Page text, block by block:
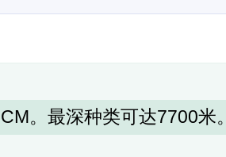
。最深种类可达7700米。